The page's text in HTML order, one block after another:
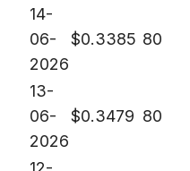
14-
06-
2026
$0.3385 80
13-
06-
2026
$0.3479 80